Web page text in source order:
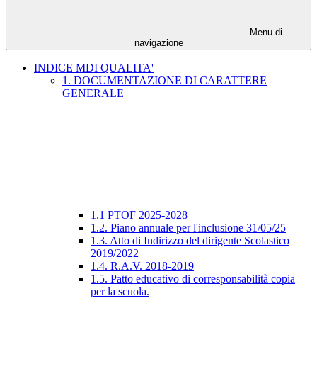
Menu di
navigazione
INDICE MDI QUALITA'
1. DOCUMENTAZIONE DI CARATTERE
GENERALE
1.1 PTOF 2025-2028
1.2. Piano annuale per l'inclusione 31/05/25
1.3. Atto di Indirizzo del dirigente Scolastico
2019/2022
1.4. R.A.V. 2018-2019
1.5. Patto educativo di corresponsabilità copia
per la scuola.